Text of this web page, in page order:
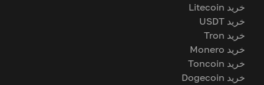
خرید Litecoin
خرید USDT
خرید Tron
خرید Monero
خرید Toncoin
خرید Dogecoin